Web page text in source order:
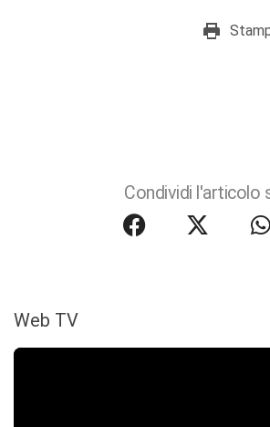
Condividi l'articolo
Web TV